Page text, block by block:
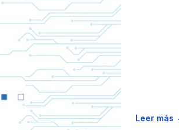
Leer más